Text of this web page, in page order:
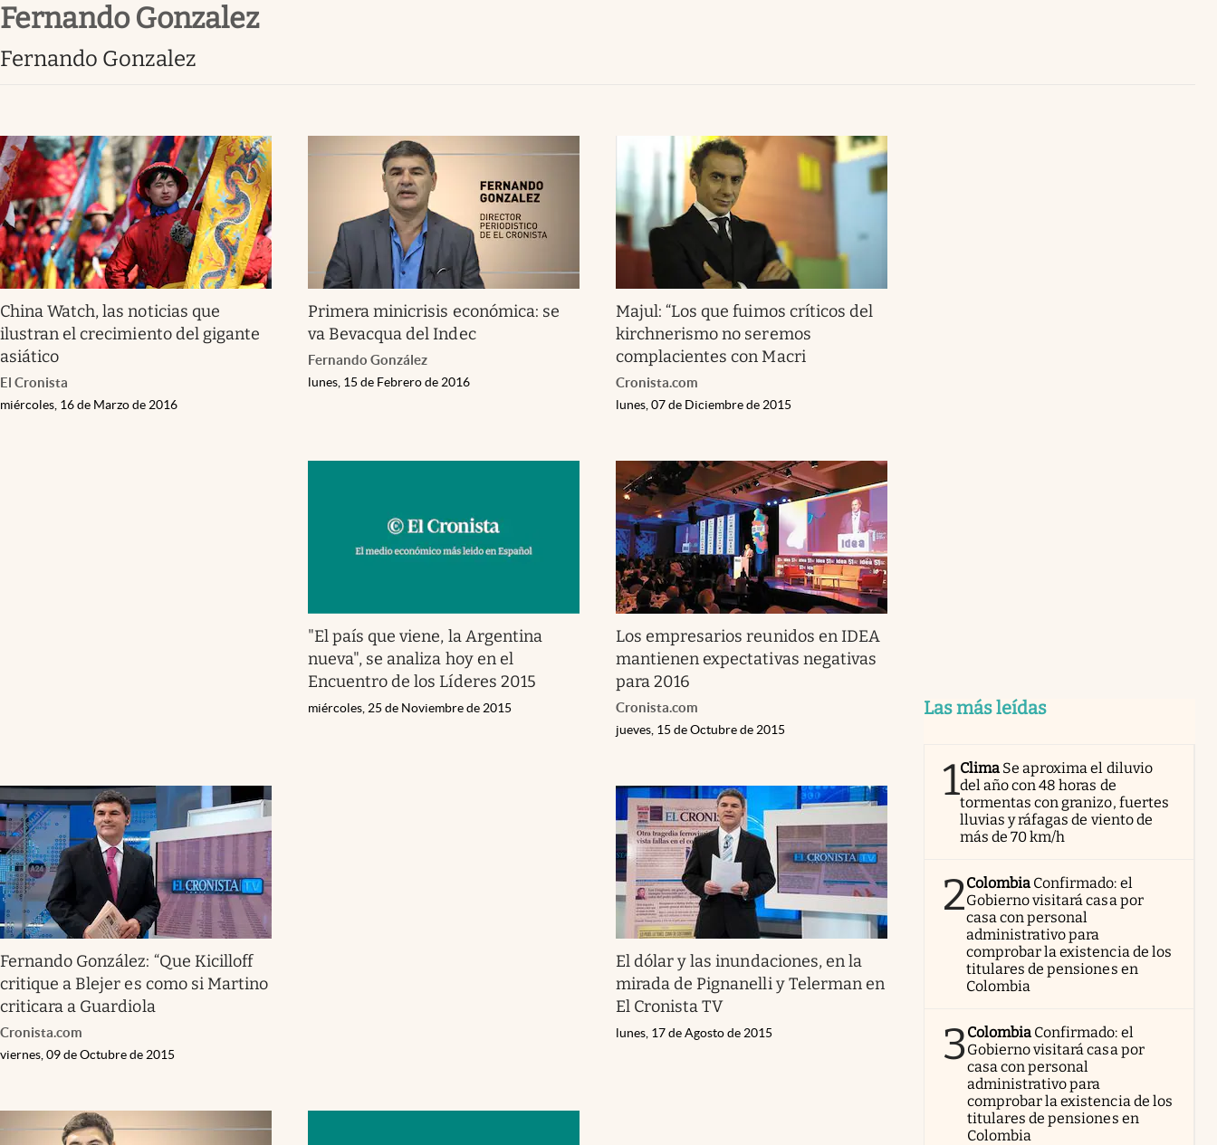
Infotechnology
Eventos Corporativos
El Cronista Studio
Mediakit
abre en nueva pestaña
Fernando Gonzalez
Fernando Gonzalez
China Watch, las noticias que
ilustran el crecimiento del gigante
asiático
El Cronista
miércoles, 16 de Marzo de 2016
Primera minicrisis económica: se
va Bevacqua del Indec
Fernando González
lunes, 15 de Febrero de 2016
Majul: “Los que fuimos críticos del
kirchnerismo no seremos
complacientes con Macri
Cronista.com
lunes, 07 de Diciembre de 2015
"El país que viene, la Argentina
nueva", se analiza hoy en el
Encuentro de los Líderes 2015
miércoles, 25 de Noviembre de 2015
Los empresarios reunidos en IDEA
mantienen expectativas negativas
para 2016
Cronista.com
jueves, 15 de Octubre de 2015
Fernando González: “Que Kicilloff
critique a Blejer es como si Martino
criticara a Guardiola
Cronista.com
viernes, 09 de Octubre de 2015
El dólar y las inundaciones, en la
mirada de Pignanelli y Telerman en
El Cronista TV
lunes, 17 de Agosto de 2015
Las más leídas
1Clima Se aproxima el diluvio
del año con 48 horas de
tormentas con granizo, fuertes
lluvias y ráfagas de viento de
más de 70 km/h
2Colombia Confirmado: el
Gobierno visitará casa por
casa con personal
administrativo para
comprobar la existencia de los
titulares de pensiones en
Colombia
3Colombia Confirmado: el
Gobierno visitará casa por
casa con personal
administrativo para
comprobar la existencia de los
titulares de pensiones en
Colombia